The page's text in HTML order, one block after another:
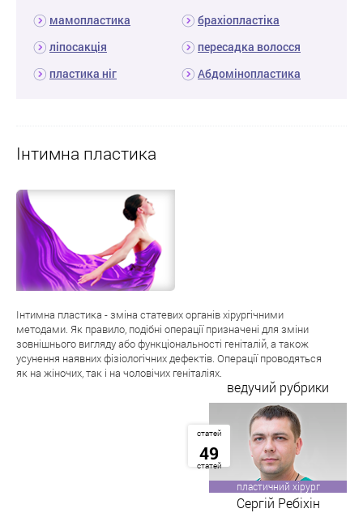
мамопластика
брахіопластіка
ліпосакція
пересадка волосся
пластика ніг
Абдомінопластика
Інтимна пластика
Інтимна пластика - зміна статевих органів хірургічними
методами. Як правило, подібні операції призначені для зміни
зовнішнього вигляду або функціональності геніталій, а також
усунення наявних фізіологічних дефектів. Операції проводяться
як на жіночих, так і на чоловічих геніталіях.
ведучий рубрики
статей
49
статей
пластичний хірург
Сергій Ребіхін